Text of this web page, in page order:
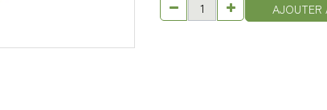
AJOUTER